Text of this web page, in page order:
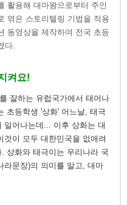
활용해 대마왕으로부터 주인
엮은 스토리텔링 기법을 적용
동영상을 제작하여 전국 초등
다.
켜요!
잘하는 유럽국가에서 태어나
초등학생 '상화' 어느날, 태극
일어나는데... 이후 상화는 대
것이 모두 대한민국을 없애려
상화와 태극이는 우리나라 국
라문장)의 의미를 알고, 대마